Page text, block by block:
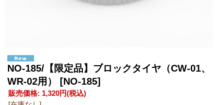
NO-185/【限定品】ブロックタイヤ（CW-01、
WR-02用）
[NO-185]
販売価格: 1,320円(税込)